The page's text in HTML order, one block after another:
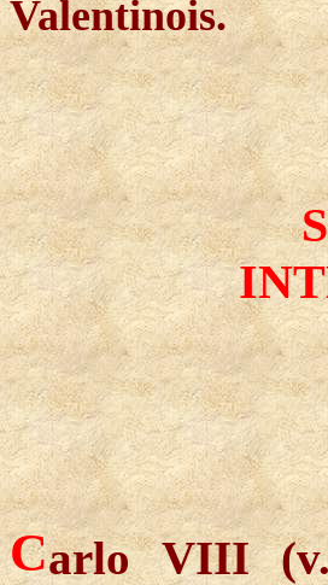
Valentinois.
Carlo VIII